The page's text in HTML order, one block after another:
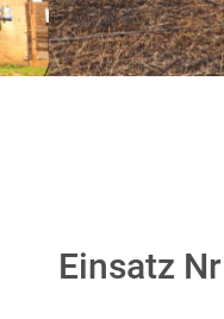
Einsatz